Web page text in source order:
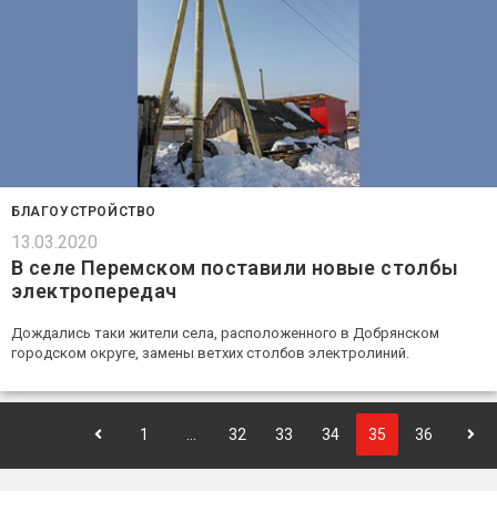
БЛАГОУСТРОЙСТВО
13.03.2020
В селе Перемском поставили новые столбы
электропередач
Дождались таки жители села, расположенного в Добрянском
городском округе, замены ветхих столбов электролиний.
1 32 33 34 35 36